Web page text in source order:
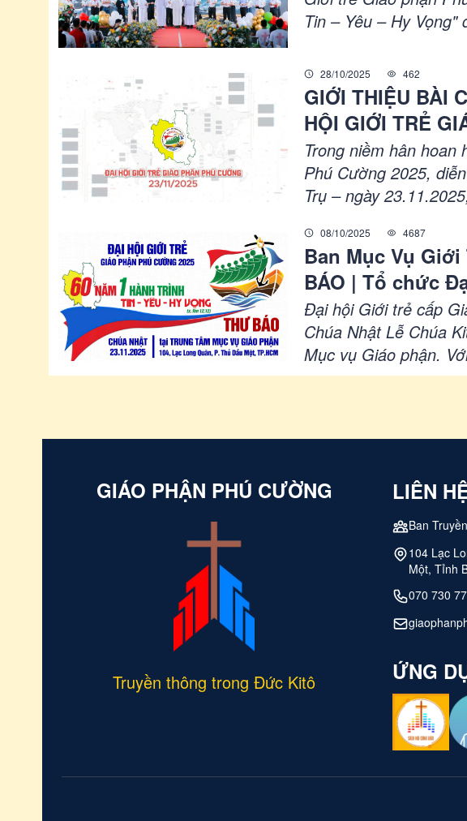
Tin – Yêu – Hy
tại Trung tâm Mục vụ
tụ hơn 1000 bạn trẻ
phận.
28/10/2025 462
GIỚI THIỆU BÀI
HỘI GIỚI TRẺ
Trong niềm hân
Phú Cường 2025,
Trụ – ngày
của Đại hội: “Bừng
đầy năng lượng, diễn
của người trẻ hôm
nhau tiến bước trong
08/10/2025 4687
Ban Mục Vụ
BÁO | Tổ chức
2025
Đại hội Giới trẻ cấp
Chúa Nhật Lễ Chúa
Mục vụ Giáo phận.
YÊU – HY VỌNG”
mời Quý Cha và Quý
nguyện, cộng tác và
năm nay giúp người
GIÁO PHẬN PHÚ CƯỜNG
Truyền thông trong Đức Kitô
LIÊN
Ban
104 Lạc
Một, Tỉnh
070 730
ỨNG